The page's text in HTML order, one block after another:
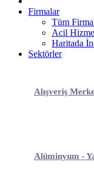
Firmalar
Tüm
Acil
Haritada
Sektörler
Alışveriş
Alüminyum -